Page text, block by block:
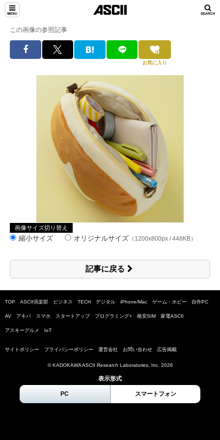
この画像の参照記事
お気に入り
画像サイズ切り替え
縮小サイズ オリジナルサイズ （1200x800px / 448KB）
記事に戻る
TOP ASCII倶楽部 ビジネス TECH デジタル iPhone/Mac ゲーム・ホビー 自作PC
AV アキバ スマホ スタートアップ プログラミング+ 格安SIM 家電ASCII
アスキーグルメ IoT
サイトポリシー プライバシーポリシー 運営会社 お問い合わせ 広告掲載
© KADOKAWA ASCII Research Laboratories, Inc. 2026
表示形式
PC スマートフォン